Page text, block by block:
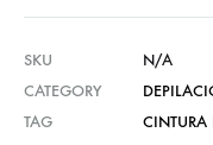
SKU
N/A
CATEGORY
TAG